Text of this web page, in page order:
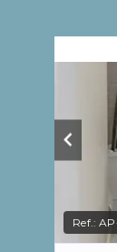
Ref.: